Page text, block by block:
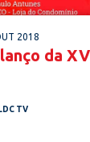
2018
da
LDC TV